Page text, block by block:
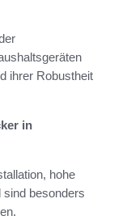
ihrer Robustheit
in
hohe
sind besonders